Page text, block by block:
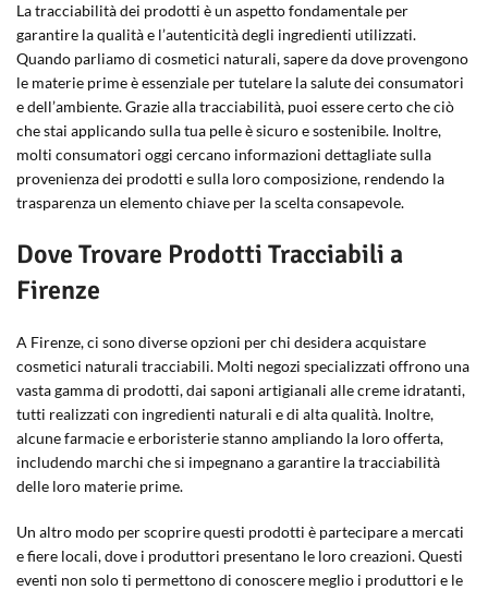
La tracciabilità dei prodotti è un aspetto fondamentale per
garantire la qualità e l’autenticità degli ingredienti utilizzati.
Quando parliamo di cosmetici naturali, sapere da dove provengono
le materie prime è essenziale per tutelare la salute dei consumatori
e dell’ambiente. Grazie alla tracciabilità, puoi essere certo che ciò
che stai applicando sulla tua pelle è sicuro e sostenibile. Inoltre,
molti consumatori oggi cercano informazioni dettagliate sulla
provenienza dei prodotti e sulla loro composizione, rendendo la
trasparenza un elemento chiave per la scelta consapevole.
Dove Trovare Prodotti Tracciabili a
Firenze
A Firenze, ci sono diverse opzioni per chi desidera acquistare
cosmetici naturali tracciabili. Molti negozi specializzati offrono una
vasta gamma di prodotti, dai saponi artigianali alle creme idratanti,
tutti realizzati con ingredienti naturali e di alta qualità. Inoltre,
alcune farmacie e erboristerie stanno ampliando la loro offerta,
includendo marchi che si impegnano a garantire la tracciabilità
delle loro materie prime.
Un altro modo per scoprire questi prodotti è partecipare a mercati
e fiere locali, dove i produttori presentano le loro creazioni. Questi
eventi non solo ti permettono di conoscere meglio i produttori e le